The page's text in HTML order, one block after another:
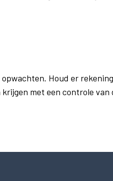
Houd er
met een controle van